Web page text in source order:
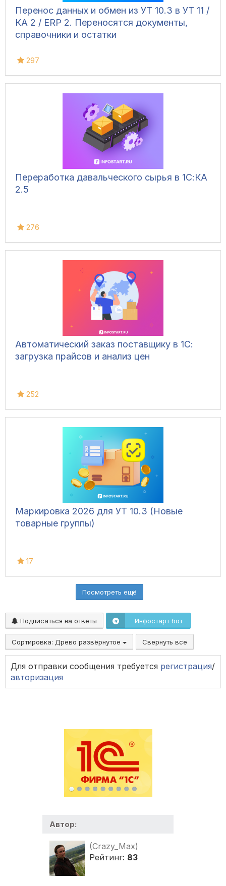
Перенос данных и обмен из УТ 10.3 в УТ 11 /
КА 2 / ERP 2. Переносятся документы,
справочники и остатки
297
Переработка давальческого сырья в 1С:КА
2.5
276
Автоматический заказ поставщику в 1С:
загрузка прайсов и анализ цен
252
Маркировка 2026 для УТ 10.3 (Новые
товарные группы)
17
Посмотреть ещё
Подписаться на ответы Инфостарт бот
Сортировка: Древо развёрнутое Свернуть все
Для отправки сообщения требуется регистрация/
авторизация
Автор:
(Crazy_Max)
Рейтинг: 83